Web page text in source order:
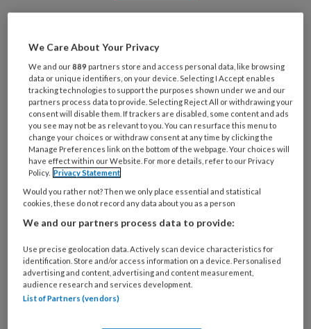
Maak gratis een account aan en lees 2
artikelen gratis per maand
Al een account of abonnement?Log dan in
Wat
is
je
e-
mailadres?
* *
Kies
je
Kies
je
functie *
We Care About Your Privacy
We and our889 partners store and access personal data, like browsing
data or unique identifiers, on your device. Selecting I Accept enables
tracking technologies to support the purposes shown under we and our
partners process data to provide. Selecting Reject All or withdrawing your
consent will disable them. If trackers are disabled, some content and ads
you see may not be as relevant to you. You can resurface this menu to
change your choices or withdraw consent at any time by clicking the
Manage Preferences link on the bottom of the webpage. Your choices will
have effect within our Website. For more details, refer to our Privacy
Policy. Privacy Statement
Would you rather not? Then we only place essential and statistical
cookies, these do not record any data about you as a person
We and our partners process data to provide:
Use precise geolocation data. Actively scan device characteristics for
identification. Store and/or access information on a device. Personalised
advertising and content, advertising and content measurement,
audience research and services development.
List of Partners (vendors)